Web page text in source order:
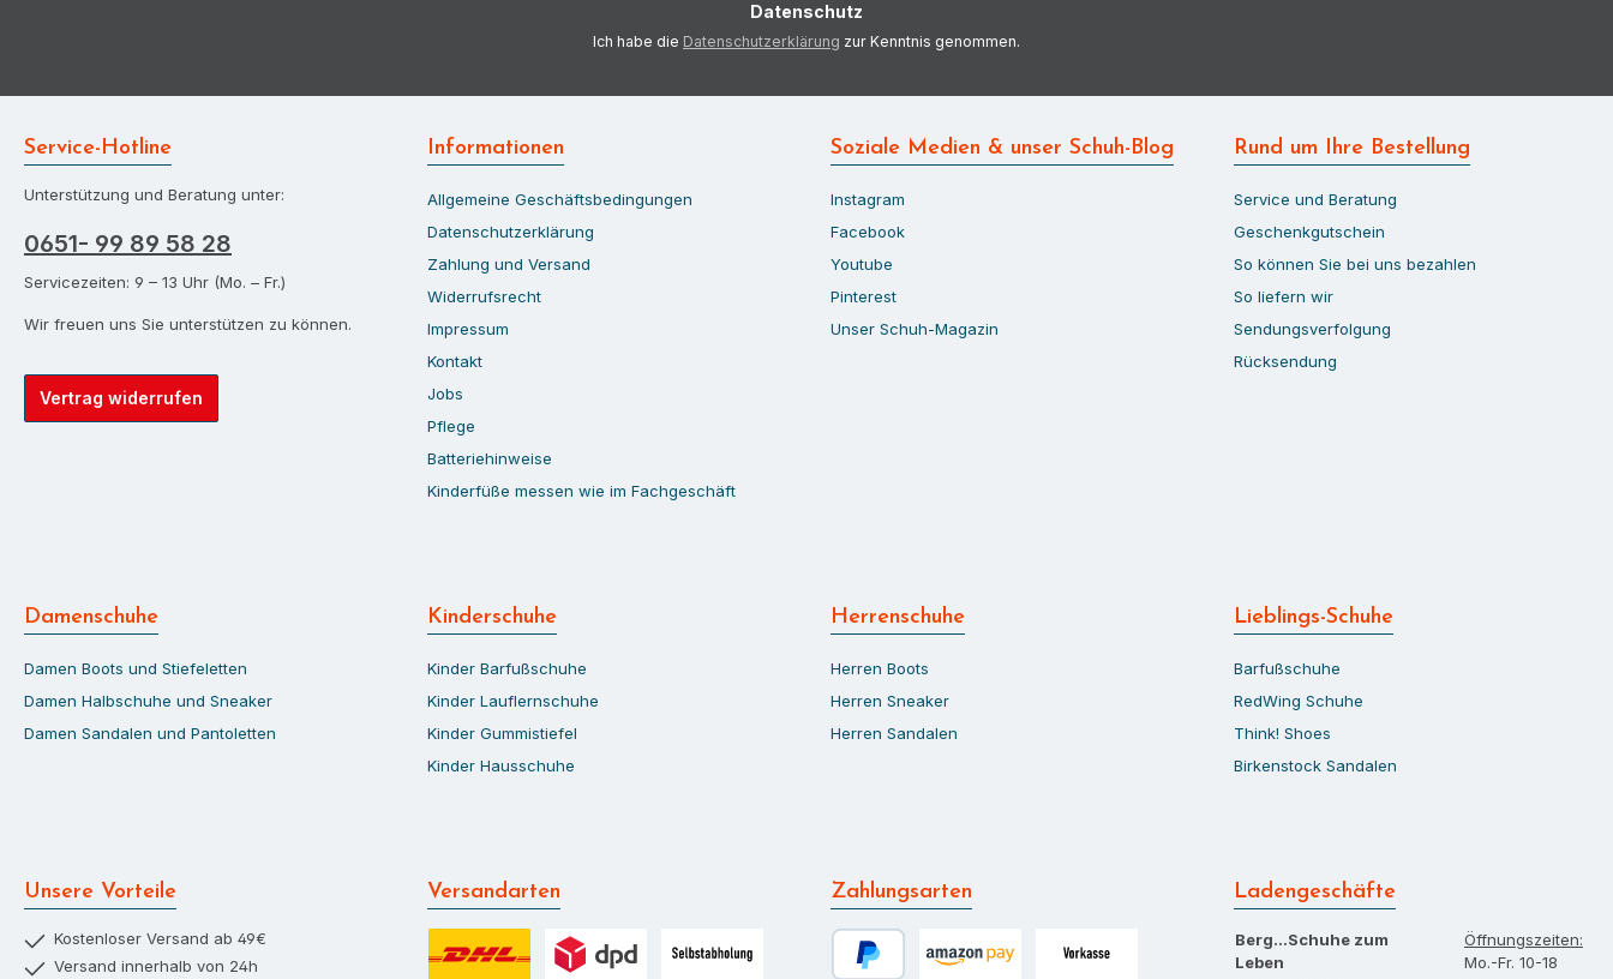
Datenschutz
Ich habe die Datenschutzerklärung zur Kenntnis genommen.
Service-Hotline
Unterstützung und Beratung unter:
0651- 99 89 58 28
Servicezeiten: 9 – 13 Uhr (Mo. – Fr.)
Wir freuen uns Sie unterstützen zu können.
Vertrag widerrufen
Informationen
Allgemeine Geschäftsbedingungen
Datenschutzerklärung
Zahlung und Versand
Widerrufsrecht
Impressum
Kontakt
Jobs
Pflege
Batteriehinweise
Kinderfüße messen wie im Fachgeschäft
Soziale Medien & unser Schuh-Blog
Instagram
Facebook
Youtube
Pinterest
Unser Schuh-Magazin
Rund um Ihre Bestellung
Service und Beratung
Geschenkgutschein
So können Sie bei uns bezahlen
So liefern wir
Sendungsverfolgung
Rücksendung
Damenschuhe
Damen Boots und Stiefeletten
Damen Halbschuhe und Sneaker
Damen Sandalen und Pantoletten
Kinderschuhe
Kinder Barfußschuhe
Kinder Lauflernschuhe
Kinder Gummistiefel
Kinder Hausschuhe
Herrenschuhe
Herren Boots
Herren Sneaker
Herren Sandalen
Lieblings-Schuhe
Barfußschuhe
RedWing Schuhe
Think! Shoes
Birkenstock Sandalen
Unsere Vorteile
Kostenloser Versand ab 49€
Versand innerhalb von 24h
Versandarten Zahlungsarten Ladengeschäfte
Berg…Schuhe zum
Leben
Öffnungszeiten:
Mo.-Fr. 10-18